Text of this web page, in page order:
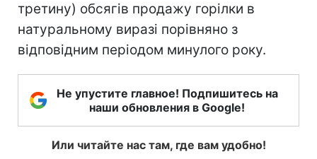
третину) обсягів продажу горілки в
натуральному виразі порівняно з
відповідним періодом минулого року.
Не упустите главное! Подпишитесь на
наши обновления в Google!
Или читайте нас там, где вам удобно!